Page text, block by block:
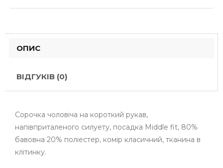
ОПИС
ВІДГУКІВ (0)
Сорочка чоловіча на короткий рукав,
напівприталеного силуету, посадка Middle fit, 80%
бавовна 20% поліестер, комір класичний, тканина в
клітинку.